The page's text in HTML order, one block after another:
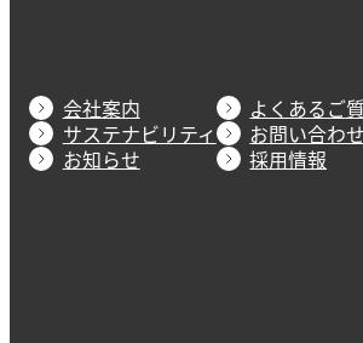
会社案内
サステナビリティ
お知らせ
よくあるご
お問い合わせ
採用情報